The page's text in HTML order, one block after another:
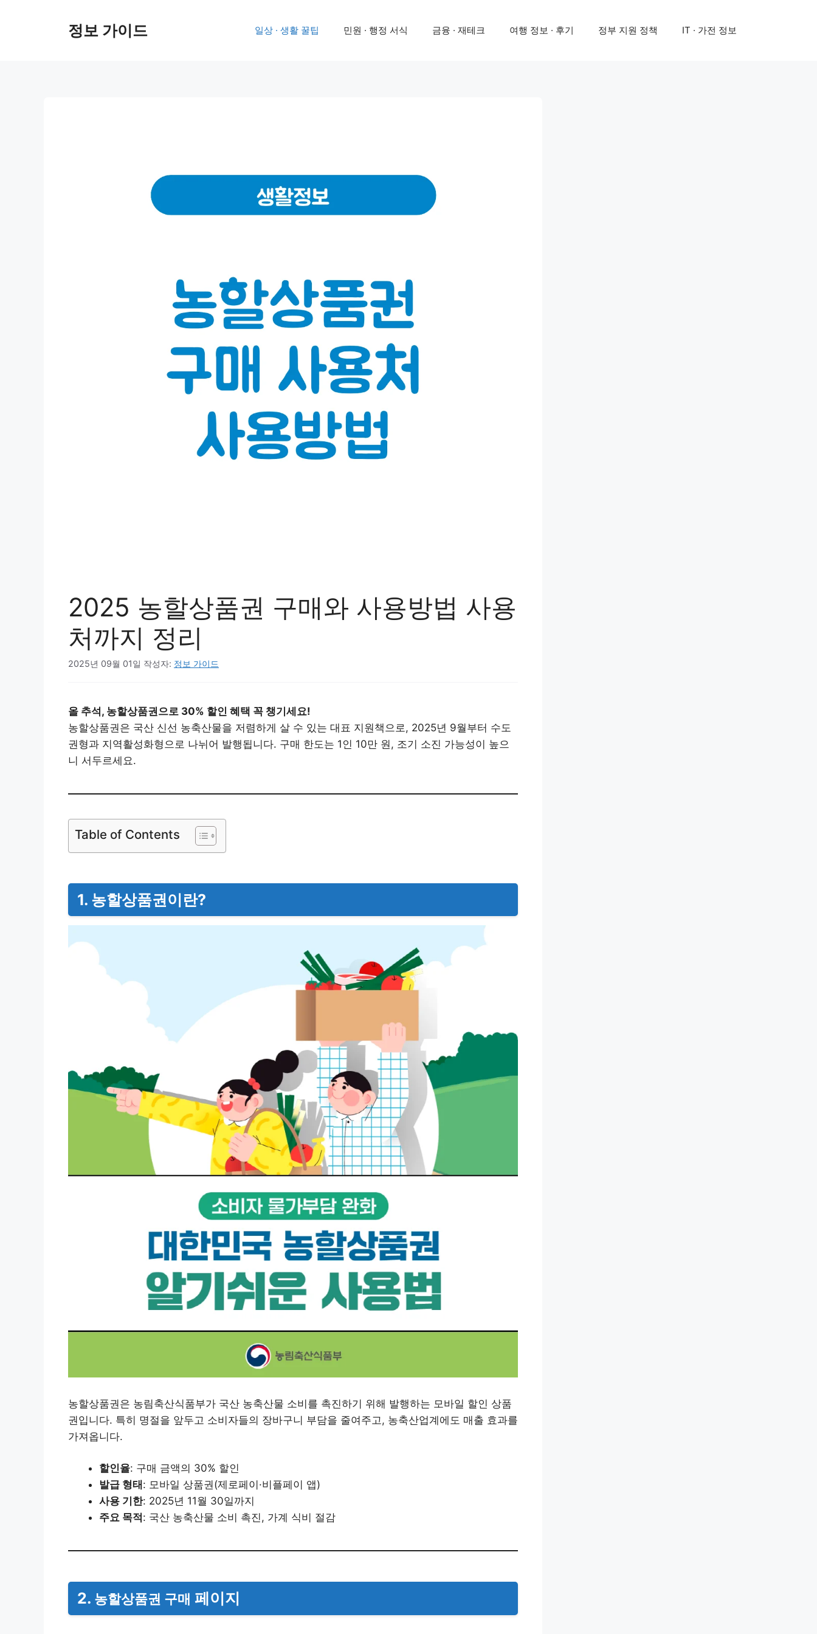
정보 가이드 일상 · 생활 꿀팁 민원 · 행정 서식 금융 · 재테크 여행 정보 · 후기 정부 지원 정책 IT · 가전 정보
2025 농할상품권 구매와 사용방법 사용
처까지 정리
2025년 09월 01일 작성자: 정보 가이드
올 추석, 농할상품권으로 30% 할인 혜택 꼭 챙기세요!
농할상품권은 국산 신선 농축산물을 저렴하게 살 수 있는 대표 지원책으로, 2025년 9월부터 수도
권형과 지역활성화형으로 나뉘어 발행됩니다. 구매 한도는 1인 10만 원, 조기 소진 가능성이 높으
니 서두르세요.
Table of Contents
1. 농할상품권이란?
농할상품권은 농림축산식품부가 국산 농축산물 소비를 촉진하기 위해 발행하는 모바일 할인 상품
권입니다. 특히 명절을 앞두고 소비자들의 장바구니 부담을 줄여주고, 농축산업계에도 매출 효과를
가져옵니다.
할인율: 구매 금액의 30% 할인
발급 형태 : 모바일 상품권(제로페이·비플페이 앱)
사용 기한: 2025년 11월 30일까지
주요 목적 : 국산 농축산물 소비 촉진, 가계 식비 절감
2. 농할상품권 구매 페이지